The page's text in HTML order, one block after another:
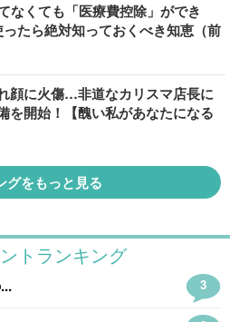
なくても「医療費控除」ができ
たら絶対知っておくべき知恵（前
顔に火傷…非道なカリスマ店長に
を開始！【醜い私があなたになる
グをもっと見る